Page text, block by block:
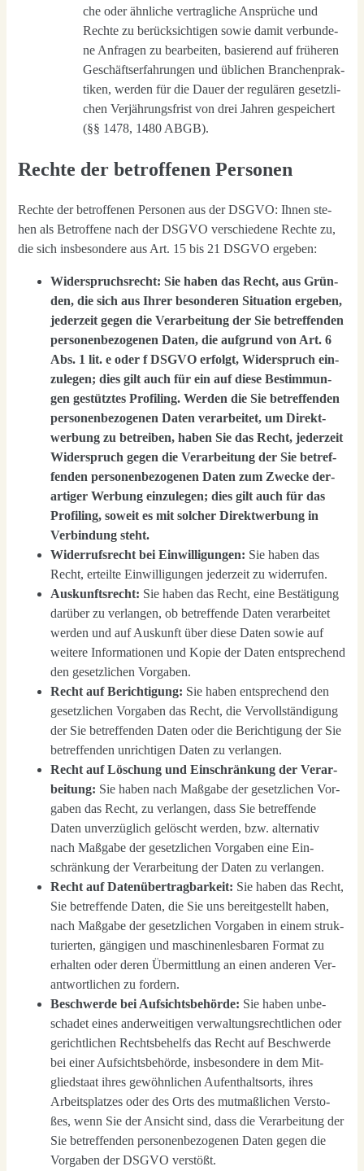
che oder ähn­li­che ver­trag­li­che Ansprü­che und
Rech­te zu berück­sich­ti­gen sowie damit ver­bun­de­
ne Anfra­gen zu bear­bei­ten, basie­rend auf frü­he­ren
Geschäfts­er­fah­run­gen und übli­chen Bran­chen­prak­
ti­ken, wer­den für die Dau­er der regu­lä­ren gesetz­li­
chen Ver­jäh­rungs­frist von drei Jah­ren gespei­chert
(§§ 1478, 1480 ABGB).
Rechte der betroffenen Personen
Rech­te der betrof­fe­nen Per­so­nen aus der DSGVO: Ihnen ste­
hen als Betrof­fe­ne nach der DSGVO ver­schie­de­ne Rech­te zu,
die sich ins­be­son­de­re aus Art. 15 bis 21 DSGVO erge­ben:
Wider­spruchs­recht: Sie haben das Recht, aus Grün­
den, die sich aus Ihrer beson­de­ren Situa­ti­on erge­ben,
jeder­zeit gegen die Ver­ar­bei­tung der Sie betref­fen­den
per­so­nen­be­zo­ge­nen Daten, die auf­grund von Art. 6
Abs. 1 lit. e oder f DSGVO erfolgt, Wider­spruch ein­
zu­le­gen; dies gilt auch für ein auf die­se Bestim­mun­
gen gestütz­tes Pro­fil­ing. Wer­den die Sie betref­fen­den
per­so­nen­be­zo­ge­nen Daten ver­ar­bei­tet, um Direkt­
wer­bung zu betrei­ben, haben Sie das Recht, jeder­zeit
Wider­spruch gegen die Ver­ar­bei­tung der Sie betref­
fen­den per­so­nen­be­zo­ge­nen Daten zum Zwe­cke der­
ar­ti­ger Wer­bung ein­zu­le­gen; dies gilt auch für das
Pro­fil­ing, soweit es mit sol­cher Direkt­wer­bung in
Ver­bin­dung steht.
Wider­rufs­recht bei Ein­wil­li­gun­gen: Sie haben das
Recht, erteil­te Ein­wil­li­gun­gen jeder­zeit zu wider­ru­fen.
Aus­kunfts­recht: Sie haben das Recht, eine Bestä­ti­gung
dar­über zu ver­lan­gen, ob betref­fen­de Daten ver­ar­bei­tet
wer­den und auf Aus­kunft über die­se Daten sowie auf
wei­te­re Infor­ma­tio­nen und Kopie der Daten ent­spre­chend
den gesetz­li­chen Vor­ga­ben.
Recht auf Berich­ti­gung: Sie haben ent­spre­chend den
gesetz­li­chen Vor­ga­ben das Recht, die Ver­voll­stän­di­gung
der Sie betref­fen­den Daten oder die Berich­ti­gung der Sie
betref­fen­den unrich­ti­gen Daten zu ver­lan­gen.
Recht auf Löschung und Ein­schrän­kung der Ver­ar­
bei­tung: Sie haben nach Maß­ga­be der gesetz­li­chen Vor­
ga­ben das Recht, zu ver­lan­gen, dass Sie betref­fen­de
Daten unver­züg­lich gelöscht wer­den, bzw. alter­na­tiv
nach Maß­ga­be der gesetz­li­chen Vor­ga­ben eine Ein­
schrän­kung der Ver­ar­bei­tung der Daten zu ver­lan­gen.
Recht auf Daten­über­trag­bar­keit: Sie haben das Recht,
Sie betref­fen­de Daten, die Sie uns bereit­ge­stellt haben,
nach Maß­ga­be der gesetz­li­chen Vor­ga­ben in einem struk­
tu­rier­ten, gän­gi­gen und maschi­nen­les­ba­ren For­mat zu
erhal­ten oder deren Über­mitt­lung an einen ande­ren Ver­
ant­wort­li­chen zu for­dern.
Beschwer­de bei Auf­sichts­be­hör­de: Sie haben unbe­
scha­det eines ander­wei­ti­gen ver­wal­tungs­recht­li­chen oder
gericht­li­chen Rechts­be­helfs das Recht auf Beschwer­de
bei einer Auf­sichts­be­hör­de, ins­be­son­de­re in dem Mit­
glied­staat ihres gewöhn­li­chen Auf­ent­halts­orts, ihres
Arbeits­plat­zes oder des Orts des mut­maß­li­chen Ver­sto­
ßes, wenn Sie der Ansicht sind, dass die Ver­ar­bei­tung der
Sie betref­fen­den per­so­nen­be­zo­ge­nen Daten gegen die
Vor­ga­ben der DSGVO ver­stößt.